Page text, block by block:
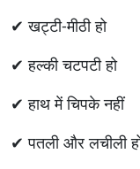
✔ खट्टी-मीठी हो
✔ हल्की चटपटी हो
✔ हाथ में चिपके नहीं
✔ पतली और लचीली